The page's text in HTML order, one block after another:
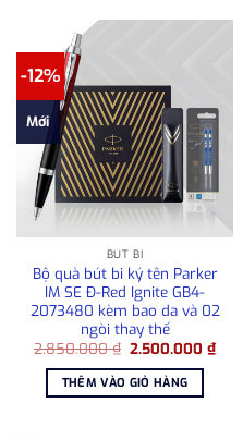
-12%
Mới
BÚT BI
Bộ quà bút bi ký tên Parker
IM SE Đ-Red Ignite GB4-
2073480 kèm bao da và 02
ngòi thay thế
2.850.000₫ Giá
là:
2.850.000 ₫.
2.500.000₫Giá
hiện
THÊM VÀO GIỎ HÀNG